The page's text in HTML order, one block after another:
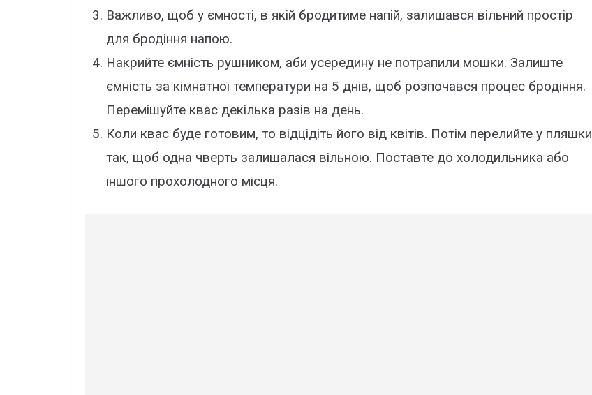
Важливо, щоб у ємності, в якій бродитиме напій, залишався вільний простір
для бродіння напою.
Накрийте ємність рушником, аби усередину не потрапили мошки. Залиште
ємність за кімнатної температури на 5 днів, щоб розпочався процес бродіння.
Перемішуйте квас декілька разів на день.
Коли квас буде готовим, то відцідіть його від квітів. Потім перелийте у пляшки
так, щоб одна чверть залишалася вільною. Поставте до холодильника або
іншого прохолодного місця.